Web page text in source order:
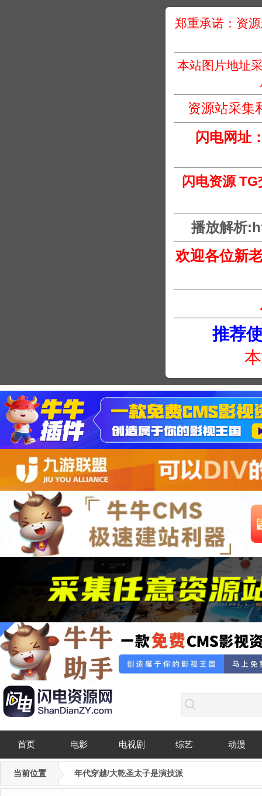
郑重承诺：资
本站图片地址
资源站采集
闪电网址
闪电资源 TG
播放解析
欢迎各位新
推荐
首页 电影 电视剧 综艺 动漫
当前位置 年代穿越/大乾圣太子是演技派